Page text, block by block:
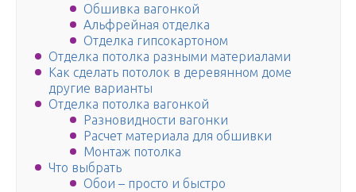
Обшивка вагонкой
Альфрейная отделка
Отделка гипсокартоном
Отделка потолка разными материалами
Как сделать потолок в деревянном доме
другие варианты
Отделка потолка вагонкой
Разновидности вагонки
Расчет материала для обшивки
Монтаж потолка
Что выбрать
Обои – просто и быстро